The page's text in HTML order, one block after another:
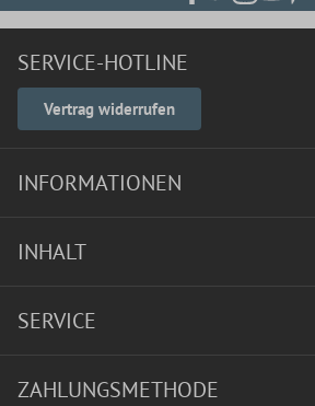
SERVICE-HOTLINE
Vertrag widerrufen
INFORMATIONEN
INHALT
SERVICE
ZAHLUNGSMETHODE